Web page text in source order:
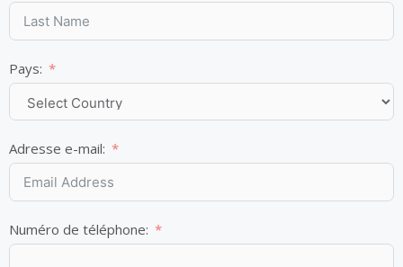
Pays:
Adresse e-mail:
Numéro de téléphone: